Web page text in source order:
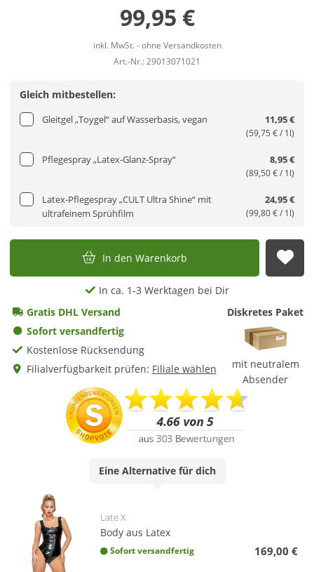
99,95 €
inkl. MwSt. - ohne Versandkosten
Art.-Nr.: 29013071021
Gleich mitbestellen:
Gleitgel „Toygel“ auf Wasserbasis, vegan 11,95 €
(59,75 € / 1l)
Pflegespray „Latex-Glanz-Spray“ 8,95 €
(89,50 € / 1l)
Latex-Pflegespray „CULT Ultra Shine“ mit
ultrafeinem Sprühfilm
24,95 €
(99,80 € / 1l)
In den Warenkorb
In ca. 1-3 Werktagen bei Dir
Gratis DHL Versand
Sofort versandfertig
Kostenlose Rücksendung
Filialverfügbarkeit prüfen: Filiale wählen
Diskretes Paket
mit neutralem
Absender
Eine Alternativefür dich
Late X
Body aus Latex
Sofort versandfertig 169,00 €